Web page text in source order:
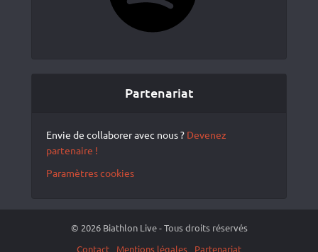
Partenariat
Envie de collaborer avec nous ? Devenez
partenaire !
Paramètres cookies
© 2026 Biathlon Live - Tous droits réservés
Contact
Mentions légales Partenariat